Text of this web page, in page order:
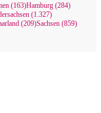
(163)Hamburg (284)
(1.327)
(209)Sachsen (859)